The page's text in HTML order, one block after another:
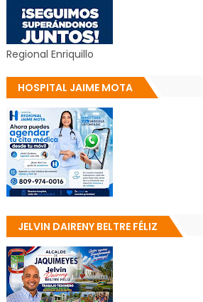
Regional Enriquillo
HOSPITAL JAIME MOTA
JELVIN DAIRENY BELTRE FÉLIZ